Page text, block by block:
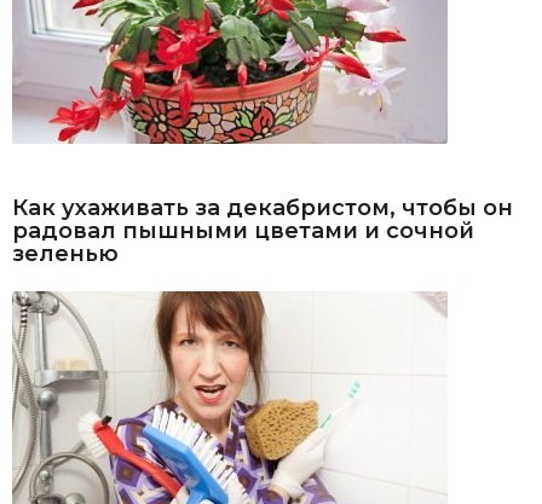
Как ухаживать за декабристом, чтобы он
радовал пышными цветами и сочной
зеленью